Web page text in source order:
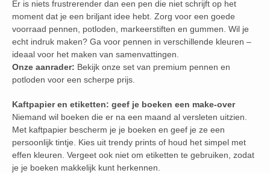
Er is niets frustrerender dan een pen die niet schrijft op het
moment dat je een briljant idee hebt. Zorg voor een goede
voorraad pennen, potloden, markeerstiften en gummen. Wil je
echt indruk maken? Ga voor pennen in verschillende kleuren –
ideaal voor het maken van samenvattingen.
Onze aanrader: Bekijk onze set van premium pennen en
potloden voor een scherpe prijs.
Kaftpapier en etiketten: geef je boeken een make-over
Niemand wil boeken die er na een maand al versleten uitzien.
Met kaftpapier bescherm je je boeken en geef je ze een
persoonlijk tintje. Kies uit trendy prints of houd het simpel met
effen kleuren. Vergeet ook niet om etiketten te gebruiken, zodat
je je boeken makkelijk kunt herkennen.